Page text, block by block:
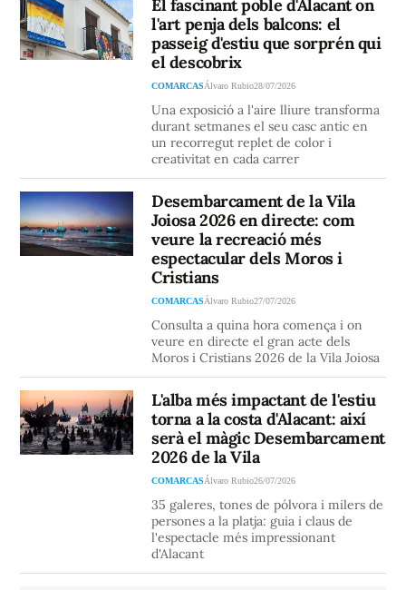
El fascinant poble d'Alacant on
l'art penja dels balcons: el
passeig d'estiu que sorprén qui
el descobrix
COMARCASÁlvaro Rubio28/07/2026
Una exposició a l'aire lliure transforma
durant setmanes el seu casc antic en
un recorregut replet de color i
creativitat en cada carrer
Desembarcament de la Vila
Joiosa 2026 en directe: com
veure la recreació més
espectacular dels Moros i
Cristians
COMARCASÁlvaro Rubio27/07/2026
Consulta a quina hora comença i on
veure en directe el gran acte dels
Moros i Cristians 2026 de la Vila Joiosa
L'alba més impactant de l'estiu
torna a la costa d'Alacant: així
serà el màgic Desembarcament
2026 de la Vila
COMARCASÁlvaro Rubio26/07/2026
35 galeres, tones de pólvora i milers de
persones a la platja: guia i claus de
l'espectacle més impressionant
d'Alacant